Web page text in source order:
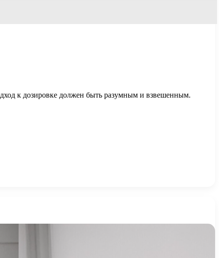
к дозировке должен быть разумным и взвешенным.